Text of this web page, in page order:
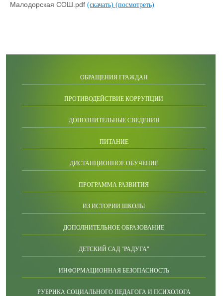
Малодорская СОШ.pdf (скачать) (посмотреть)
ОБРАЩЕНИЯ ГРАЖДАН
ПРОТИВОДЕЙСТВИЕ КОРРУПЦИИ
ДОПОЛНИТЕЛЬНЫЕ СВЕДЕНИЯ
ПИТАНИЕ
ДИСТАНЦИОННОЕ ОБУЧЕНИЕ
ПРОГРАММА РАЗВИТИЯ
ИЗ ИСТОРИИ ШКОЛЫ
ДОПОЛНИТЕЛЬНОЕ ОБРАЗОВАНИЕ
ДЕТСКИЙ САД "РАДУГА"
ИНФОРМАЦИОННАЯ БЕЗОПАСНОСТЬ
РУБРИКА СОЦИАЛЬНОГО ПЕДАГОГА И ПСИХОЛОГА